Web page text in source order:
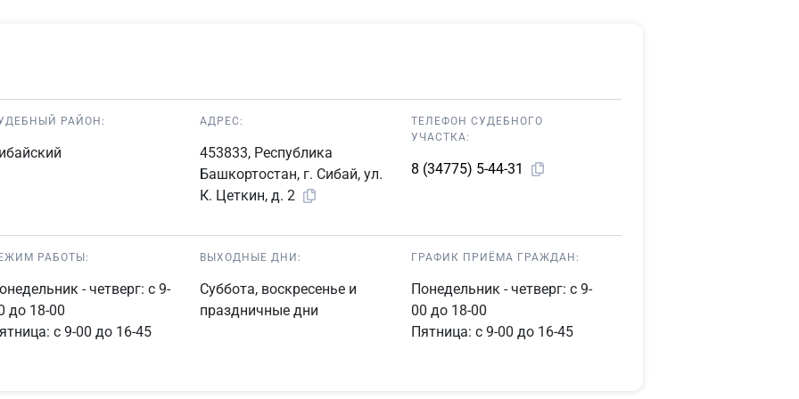
РАЙОН: АДРЕС:
453833, Республика
Башкортостан, г. Сибай, ул.
К. Цеткин, д. 2
ТЕЛЕФОН СУДЕБНОГО
УЧАСТКА:
8 (34775) 5-44-31
РАБОТЫ:
- четверг: с 9-
до 18-00
с 9-00 до 16-45
ВЫХОДНЫЕ ДНИ:
Суббота, воскресенье и
праздничные дни
ГРАФИК ПРИЁМА ГРАЖДАН:
Понедельник - четверг: с 9-
00 до 18-00
Пятница: с 9-00 до 16-45